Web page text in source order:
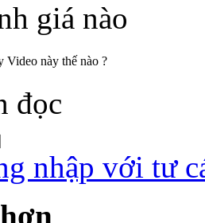
giá nào
Video này thế nào ?
đọc
nhập với tư